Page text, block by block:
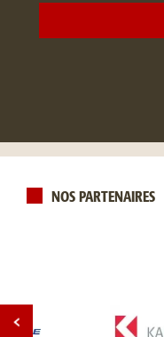
NOS PARTENAIRES